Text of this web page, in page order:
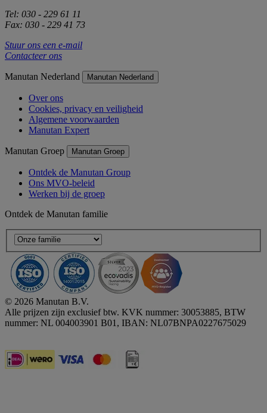
Tel: 030 - 229 61 11
Fax: 030 - 229 41 73
Stuur ons een e-mail
Contacteer ons
Manutan Nederland Manutan Nederland
Over ons
Cookies, privacy en veiligheid
Algemene voorwaarden
Manutan Expert
Manutan Groep Manutan Groep
Ontdek de Manutan Group
Ons MVO-beleid
Werken bij de groep
Ontdek de Manutan familie
© 2026 Manutan B.V.
Alle prijzen zijn exclusief btw. KVK nummer: 30053885, BTW
nummer: NL 004003901 B01, IBAN: NL07BNPA0227675029